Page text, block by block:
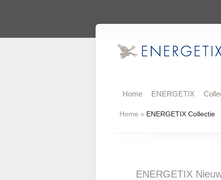
Home ENERGETIX
Home » ENERGETIX Collectie
ENERGETIX